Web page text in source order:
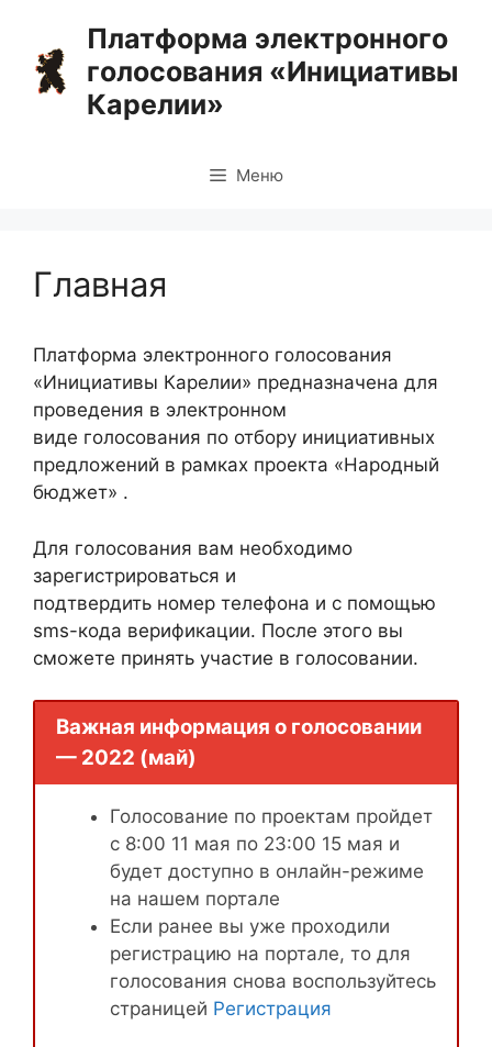
содержимому
Платформа электронного
голосования «Инициативы
Карелии»
Меню
Главная
Платформа электронного голосования
«Инициативы Карелии» предназначена для
проведения в электронном
виде голосования по отбору инициативных
предложений в рамках проекта «Народный
бюджет» .
Для голосования вам необходимо
зарегистрироваться и
подтвердить номер телефона и с помощью
sms-кода верификации. После этого вы
сможете принять участие в голосовании.
Важная информация о голосовании
— 2022 (май)
Голосование по проектам пройдет
с 8:00 11 мая по 23:00 15 мая и
будет доступно в онлайн-режиме
на нашем портале
Если ранее вы уже проходили
регистрацию на портале, то для
голосования снова воспользуйтесь
страницей Регистрация